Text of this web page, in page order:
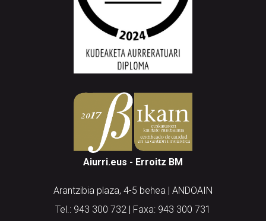
Aiurri.eus - Erroitz BM
Arantzibia plaza, 4-5 behea | ANDOAIN
Tel.: 943 300 732 | Faxa: 943 300 731